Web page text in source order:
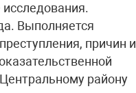
Выполняется
причин и
району